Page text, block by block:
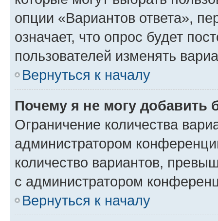
опции «Вариантов ответа»,
означает, что опрос будет
пользователей изменять
Вернуться к началу
Почему я не могу добавить
Ограничение количества
администратором
количество вариантов,
с администратором
Вернуться к началу